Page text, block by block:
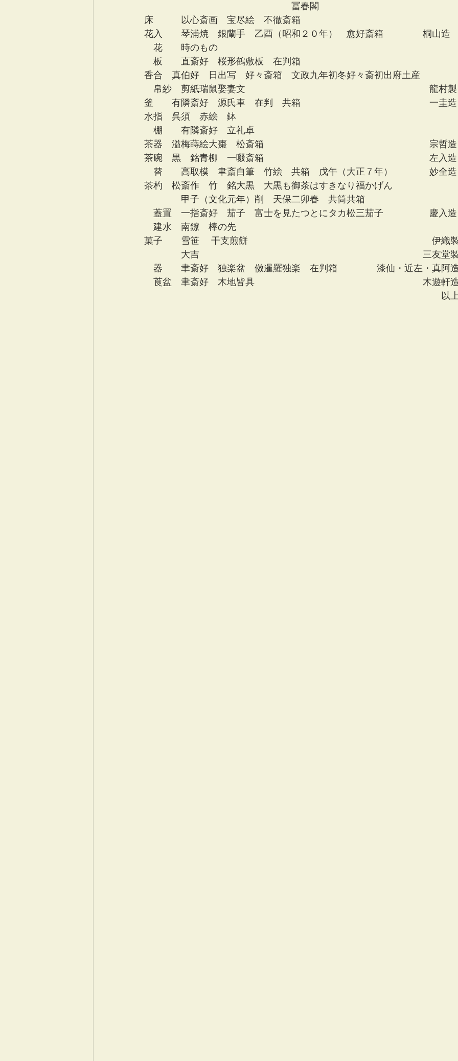
冨春閣
床　　　以心斎画　宝尽絵　不徹斎箱
花入　　琴浦焼　銀蘭手　乙酉（昭和２０年）　愈好斎箱 　　　　桐山造
花　　時のもの
板　　直斎好　桜形鶴敷板　在判箱
香合　真伯好　日出写　好々斎箱　文政九年初冬好々斎初出府土産
帛紗　剪紙瑞鼠娶妻文　　　　　　　　　　　　　　　　　　　　龍村製
釜　　有隣斎好　源氏車　在判　共箱　　　　　　　　　　　　　　一圭造
水指　呉須　赤絵　鉢
棚　　有隣斎好　立礼卓
茶器　溢梅蒔絵大棗　松斎箱　　　　　　　　　　　　　　　　　　宗哲造
茶碗　黒　銘青柳　一啜斎箱　　　　　　　　　　　　　　　　　　左入造
替　　高取模　聿斎自筆　竹絵　共箱　戊午（大正７年）　　　　妙全造
茶杓　松斎作　竹　銘大黒　大黒も御茶はすきなり福かげん
甲子（文化元年）削　天保二卯春　共筒共箱
蓋置　一指斎好　茄子　富士を見たつとにタカ松三茄子　　　　　慶入造
建水　南鐐　棒の先
菓子　　雪笹　 干支煎餅　　　　　　　　　　　　　　　　　　　　伊織
大吉　　　　　　　　　　　　　　　　　　　　　　　　 三友堂
器　　聿斎好　独楽盆　傚暹羅独楽　在判箱　　　　 漆仙・近左・真阿
莨盆　聿斎好　木地皆具　　　　　　　　　　　　　　　　　　 木遊軒
以